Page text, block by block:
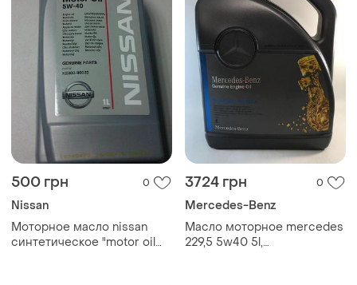
500 грн 0
Nissan
Моторное масло nissan
синтетическое "motor oil
3724 грн 0
Mercedes-Benz
Масло моторное mercedes
229,5 5w40 5l,